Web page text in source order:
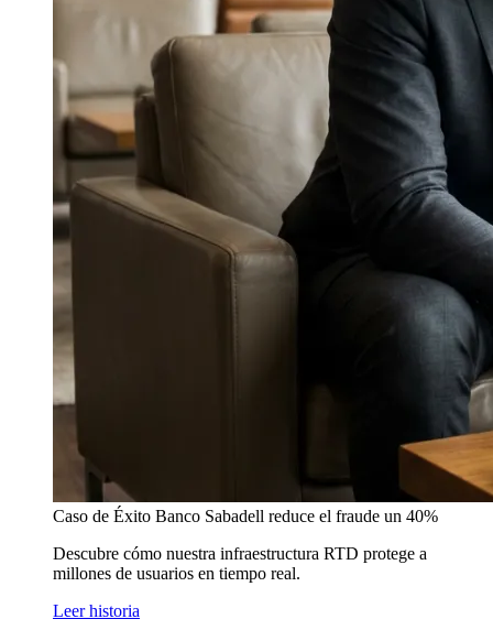
Caso de Éxito Banco Sabadell reduce el fraude un 40%
Descubre cómo nuestra infraestructura RTD protege a
millones de usuarios en tiempo real.
Leer historia